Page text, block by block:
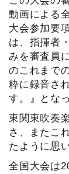
動画による
大会参加要
は、指揮者
みを審査員
のこれまで
粋に録音さ
す。』とな
東関東吹奏
さ、またこ
たように思
全国大会は